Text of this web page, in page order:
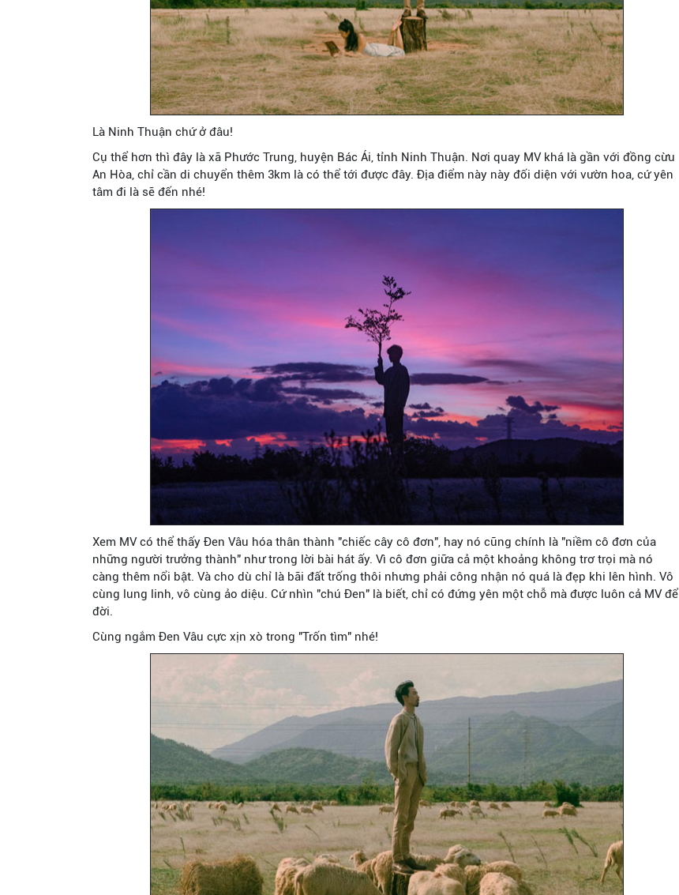
Là Ninh Thuận chứ ở đâu!
Cụ thể hơn thì đây là xã Phước Trung, huyện Bác Ái, tỉnh Ninh Thuận. Nơi quay MV khá là gần với đồng cừu
An Hòa, chỉ cần di chuyển thêm 3km là có thể tới được đây. Địa điểm này này đối diện với vườn hoa, cứ yên
tâm đi là sẽ đến nhé!
Xem MV có thể thấy Đen Vâu hóa thân thành "chiếc cây cô đơn", hay nó cũng chính là "niềm cô đơn của
những người trưởng thành" như trong lời bài hát ấy. Vì cô đơn giữa cả một khoảng không trơ trọi mà nó
càng thêm nổi bật. Và cho dù chỉ là bãi đất trống thôi nhưng phải công nhận nó quá là đẹp khi lên hình. Vô
cùng lung linh, vô cùng ảo diệu. Cứ nhìn "chú Đen" là biết, chỉ có đứng yên một chỗ mà được luôn cả MV để
đời.
Cùng ngắm Đen Vâu cực xịn xò trong "Trốn tìm" nhé!